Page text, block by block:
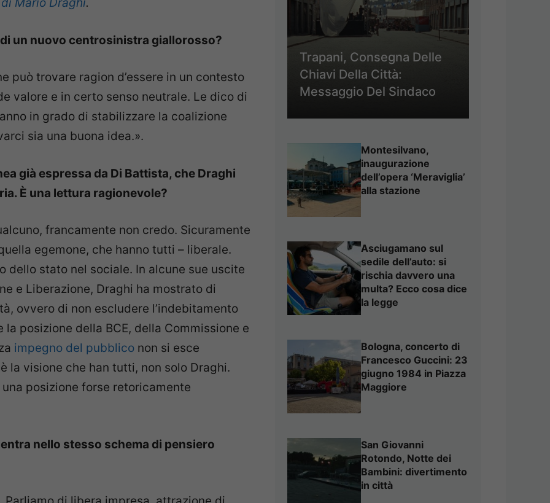
Mario Draghi.
un nuovo centrosinistra giallorosso?
può trovare ragion d’essere in un contesto
valore e in certo senso neutrale. Le dico di
in grado di stabilizzare la coalizione
sia una buona idea.».
già espressa da Di Battista, che Draghi
È una lettura ragionevole?
francamente non credo. Sicuramente
egemone, che hanno tutti – liberale.
dello stato nel sociale. In alcune sue uscite
e Liberazione, Draghi ha mostrato di
ovvero di non escludere l’indebitamento
la posizione della BCE, della Commissione e
impegno del pubblico non si esce
la visione che han tutti, non solo Draghi.
posizione forse retoricamente
nello stesso schema di pensiero
Trapani, Consegna Delle
Chiavi Della Città:
Messaggio Del Sindaco
Montesilvano,
inaugurazione
dell’opera ‘Meraviglia’
alla stazione
Asciugamano sul
sedile dell’auto: si
rischia davvero una
multa? Ecco cosa dice
la legge
Bologna, concerto di
Francesco Guccini: 23
giugno 1984 in Piazza
Maggiore
San Giovanni
Rotondo, Notte dei
Bambini: divertimento
in città